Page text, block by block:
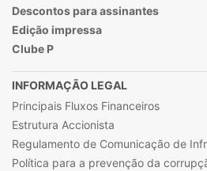
Descontos para assinantes
Edição impressa
Clube P
INFORMAÇÃO LEGAL
Principais Fluxos Financeiros
Estrutura Accionista
Regulamento de Comunicação de
Política para a prevenção da